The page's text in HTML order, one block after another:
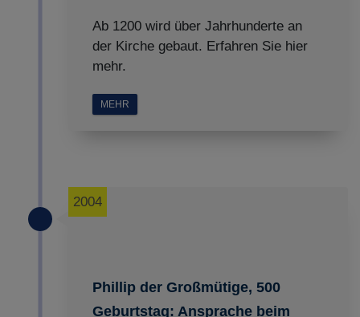
Ab 1200 wird über Jahrhunderte an
der Kirche gebaut. Erfahren Sie hier
mehr.
MEHR
Phillip der Großmütige, 500
Geburtstag: Ansprache beim
2004